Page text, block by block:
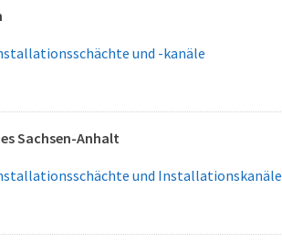
und -kanäle
Sachsen-Anhalt
und Installationskanäle